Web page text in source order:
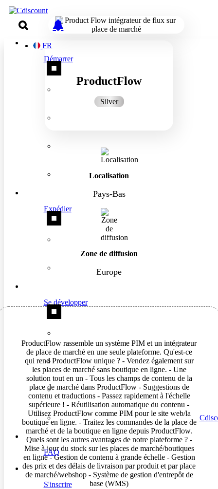
FR
Démarrer
Expédier
Se développer
FAQ
S'inscrire
ProductFlow
Silver
Localisation
Pays-Bas
Zone de diffusion
Europe
ProductFlow rassemble un système PIM et un intégrateur
de place de marché en une seule plateforme. Qu'est-ce
qui rend ProductFlow unique ? - Vendez également sur
les places de marché sans boutique en ligne. - Une
solution tout en un - Tous les champs de contenu de la
place de marché dans ProductFlow - Suggestions de
contenu et traductions - Passez rapidement à l'échelle
supérieure ! - Réutilisation automatique du contenu -
Utilisez ProductFlow comme PIM pour le site web/la
boutique en ligne. - Traitez les commandes de la place de
marché et de la boutique en ligne depuis ProductFlow.
Quels sont les autres avantages de notre plateforme ? -
Mise à jour du stock sur les places de marché/boutiques
en ligne - Gestion de contenu à grande échelle - Gestion
des prix et des délais de livraison par produit et par place
de marché/webshop - Système de gestion d'entrepôt de
base (WMS)